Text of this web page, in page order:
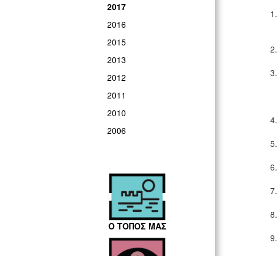
2017
2016
2015
2013
2012
2011
2010
2006
Ο ΤΟΠΟΣ ΜΑΣ